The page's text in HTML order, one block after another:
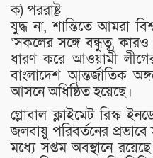
ক) পররাষ্ট্র
যুদ্ধ না, শান্তিতে আমরা
‘সকলের সঙ্গে বন্ধুত্ব,
ধারণ করে আওয়ামী
বাংলাদেশ আন্তর্জাতিক
আসনে অধিষ্ঠিত হয়েছে।
গ্লোবাল ক্লাইমেট রিস্ক
জলবায়ু পরিবর্তনের প্রভাবে
মধ্যে সপ্তম অবস্থানে